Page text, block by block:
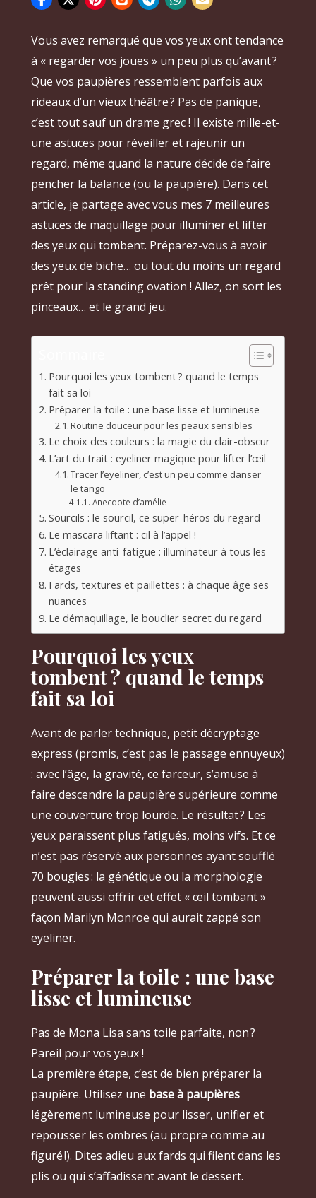
Vous avez remarqué que vos yeux ont tendance
à « regarder vos joues » un peu plus qu’avant ?
Que vos paupières ressemblent parfois aux
rideaux d’un vieux théâtre ? Pas de panique,
c’est tout sauf un drame grec ! Il existe mille-et-
une astuces pour réveiller et rajeunir un
regard, même quand la nature décide de faire
pencher la balance (ou la paupière). Dans cet
article, je partage avec vous mes 7 meilleures
astuces de maquillage pour illuminer et lifter
des yeux qui tombent. Préparez-vous à avoir
des yeux de biche… ou tout du moins un regard
prêt pour la standing ovation ! Allez, on sort les
pinceaux… et le grand jeu.
Pourquoi les yeux tombent ? quand le temps
fait sa loi
Préparer la toile : une base lisse et lumineuse
Routine douceur pour les peaux sensibles
Le choix des couleurs : la magie du clair-obscur
L’art du trait : eyeliner magique pour lifter l’œil
Tracer l’eyeliner, c’est un peu comme danser
le tango
Anecdote d’amélie
Sourcils : le sourcil, ce super-héros du regard
Le mascara liftant : cil à l’appel !
L’éclairage anti-fatigue : illuminateur à tous les
étages
Fards, textures et paillettes : à chaque âge ses
nuances
Le démaquillage, le bouclier secret du regard
Pourquoi les yeux
tombent ? quand le temps
fait sa loi
Avant de parler technique, petit décryptage
express (promis, c’est pas le passage ennuyeux)
: avec l’âge, la gravité, ce farceur, s’amuse à
faire descendre la paupière supérieure comme
une couverture trop lourde. Le résultat ? Les
yeux paraissent plus fatigués, moins vifs. Et ce
n’est pas réservé aux personnes ayant soufflé
70 bougies : la génétique ou la morphologie
peuvent aussi offrir cet effet « œil tombant »
façon Marilyn Monroe qui aurait zappé son
eyeliner.
Préparer la toile : une base
lisse et lumineuse
Pas de Mona Lisa sans toile parfaite, non ?
Pareil pour vos yeux !
La première étape, c’est de bien préparer la
paupière. Utilisez une base à paupières
légèrement lumineuse pour lisser, unifier et
repousser les ombres (au propre comme au
figuré !). Dites adieu aux fards qui filent dans les
plis ou qui s’affadissent avant le dessert.